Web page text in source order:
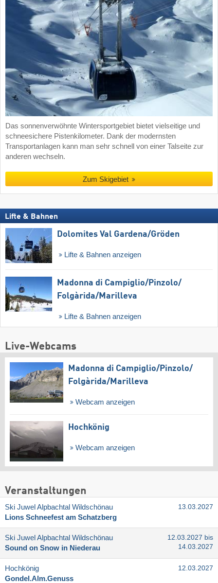
Das sonnenverwöhnte Wintersportgebiet bietet vielseitige und
schneesichere Pistenkilometer. Dank der modernsten
Transportanlagen kann man sehr schnell von einer Talseite zur
anderen wechseln.
Zum Skigebiet
Lifte & Bahnen
Dolomites Val Gardena/​Gröden
Lifte & Bahnen anzeigen
Madonna di Campiglio/​Pinzolo/​
Folgàrida/​Marilleva
Lifte & Bahnen anzeigen
Live-Webcams
Madonna di Campiglio/​Pinzolo/​
Folgàrida/​Marilleva
Webcam anzeigen
Hochkönig
Webcam anzeigen
Veranstaltungen
Ski Juwel Alpbachtal Wildschönau
Lions Schneefest am Schatzberg
13.03.2027
Ski Juwel Alpbachtal Wildschönau
Sound on Snow in Niederau
12.03.2027 bis
14.03.2027
Hochkönig
Gondel.Alm.Genuss
12.03.2027